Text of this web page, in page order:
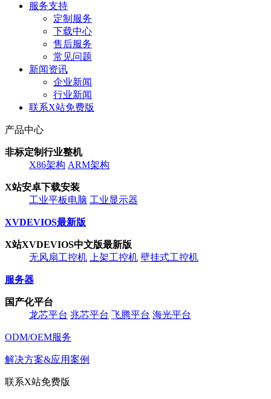
服务支持
定制服务
下载中心
售后服务
常见问题
新闻资讯
企业新闻
行业新闻
联系X站免费版
产品中心
非标定制行业整机
X86架构 ARM架构
X站安卓下载安装
工业平板电脑 工业显示器
XVDEVIOS最新版
X站XVDEVIOS中文版最新版
无风扇工控机
上架工控机 壁挂式工控机
服务器
国产化平台
龙芯平台 兆芯平台 飞腾平台 海光平台
ODM/OEM服务
解决方案&应用案例
联系X站免费版